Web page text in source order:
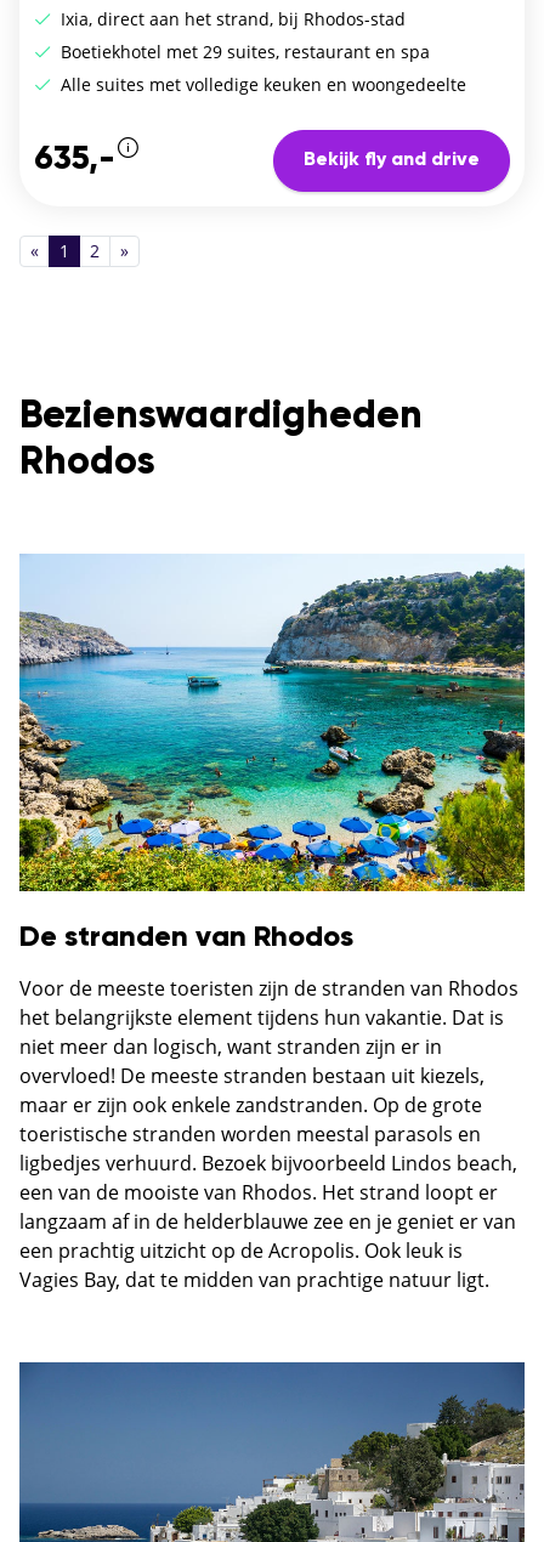
Ixia, direct aan het strand, bij Rhodos-stad
Boetiekhotel met 29 suites, restaurant en spa
Alle suites met volledige keuken en woongedeelte
635,- Bekijk fly and drive
« 1 2 »
Bezienswaardigheden
Rhodos
De stranden van Rhodos
Voor de meeste toeristen zijn de stranden van Rhodos
het belangrijkste element tijdens hun vakantie. Dat is
niet meer dan logisch, want stranden zijn er in
overvloed! De meeste stranden bestaan uit kiezels,
maar er zijn ook enkele zandstranden. Op de grote
toeristische stranden worden meestal parasols en
ligbedjes verhuurd. Bezoek bijvoorbeeld Lindos beach,
een van de mooiste van Rhodos. Het strand loopt er
langzaam af in de helderblauwe zee en je geniet er van
een prachtig uitzicht op de Acropolis. Ook leuk is
Vagies Bay, dat te midden van prachtige natuur ligt.